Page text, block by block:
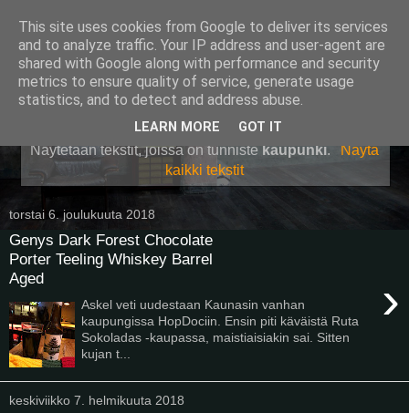
Pullollinen
Näytetään tekstit, joissa on tunniste kaupunki.
Näytä
kaikki tekstit
torstai 6. joulukuuta 2018
Genys Dark Forest Chocolate
Porter Teeling Whiskey Barrel
Aged
›
Askel veti uudestaan Kaunasin vanhan
kaupungissa HopDociin. Ensin piti käväistä Ruta
Sokoladas -kaupassa, maistiaisiakin sai. Sitten
kujan t...
keskiviikko 7. helmikuuta 2018
This site uses cookies from Google to deliver its services
and to analyze traffic. Your IP address and user-agent are
shared with Google along with performance and security
metrics to ensure quality of service, generate usage
statistics, and to detect and address abuse.
LEARN MORE GOT IT